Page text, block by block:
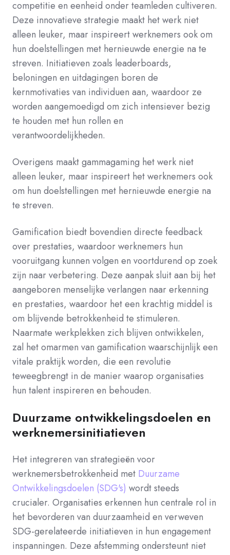
competitie en eenheid onder teamleden cultiveren.
Deze innovatieve strategie maakt het werk niet
alleen leuker, maar inspireert werknemers ook om
hun doelstellingen met hernieuwde energie na te
streven. Initiatieven zoals leaderboards,
beloningen en uitdagingen boren de
kernmotivaties van individuen aan, waardoor ze
worden aangemoedigd om zich intensiever bezig
te houden met hun rollen en
verantwoordelijkheden.
Overigens maakt gammagaming het werk niet
alleen leuker, maar inspireert het werknemers ook
om hun doelstellingen met hernieuwde energie na
te streven.
Gamification biedt bovendien directe feedback
over prestaties, waardoor werknemers hun
vooruitgang kunnen volgen en voortdurend op zoek
zijn naar verbetering. Deze aanpak sluit aan bij het
aangeboren menselijke verlangen naar erkenning
en prestaties, waardoor het een krachtig middel is
om blijvende betrokkenheid te stimuleren.
Naarmate werkplekken zich blijven ontwikkelen,
zal het omarmen van gamification waarschijnlijk een
vitale praktijk worden, die een revolutie
teweegbrengt in de manier waarop organisaties
hun talent inspireren en behouden.
Duurzame ontwikkelingsdoelen en
werknemersinitiatieven
Het integreren van strategieën voor
werknemersbetrokkenheid met Duurzame
Ontwikkelingsdoelen (SDG's) wordt steeds
crucialer. Organisaties erkennen hun centrale rol in
het bevorderen van duurzaamheid en verweven
SDG-gerelateerde initiatieven in hun engagement
inspanningen. Deze afstemming ondersteunt niet